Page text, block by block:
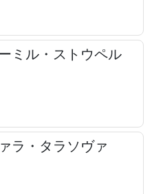
ミル・ストウペル
ラ・タラソヴァ